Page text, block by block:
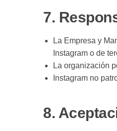
7.
La Empresa y
Instagram o de
La organización
Instagram no
8.